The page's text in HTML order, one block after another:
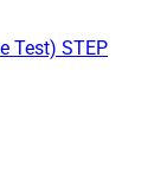
Test) STEP